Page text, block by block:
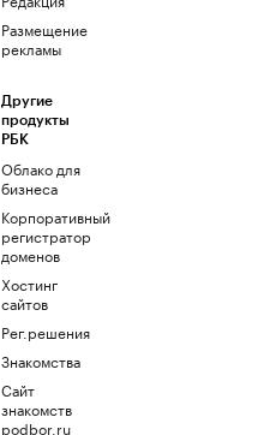
Размещение
рекламы
Другие
продукты
РБК
Облако для
бизнеса
Корпоративный
регистратор
доменов
Хостинг
сайтов
Рег.решения
Знакомства
Сайт
знакомств
podbor.ru